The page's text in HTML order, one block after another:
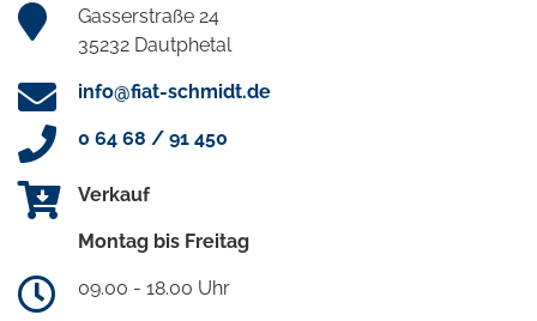
Gasserstraße 24
35232 Dautphetal
info@fiat-schmidt.de
0 64 68 / 91 450
Verkauf
Montag bis Freitag
09.00 - 18.00 Uhr